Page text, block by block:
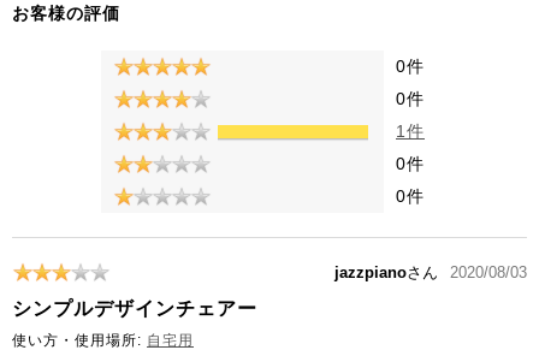
お客様の評価
0件
0件
1件
0件
0件
jazzpianoさん 2020/08/03
シンプルデザインチェアー
使い方・使用場所: 自宅用